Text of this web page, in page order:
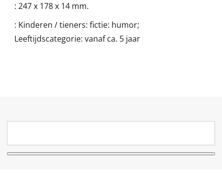
: 247 x 178 x 14 mm.
: Kinderen / tieners: fictie: humor;
Leeftijdscategorie: vanaf ca. 5 jaar